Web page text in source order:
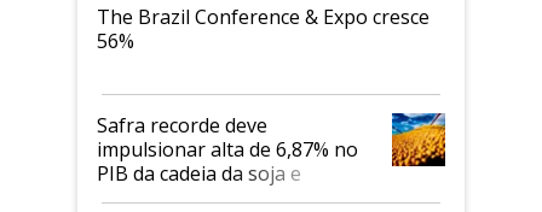
The Brazil Conference & Expo cresce
56%
Safra recorde deve
impulsionar alta de 6,87% no
PIB da cadeia da soja e
biodiesel em 2026